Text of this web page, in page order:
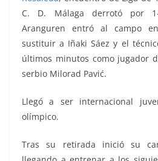
C. D. Málaga derrotó por
Aranguren entró al campo
sustituir a Iñaki Sáez y el
últimos minutos como jugador
serbio Milorad Pavić.
Llegó a ser internacional
olímpico.
Tras su retirada inició su